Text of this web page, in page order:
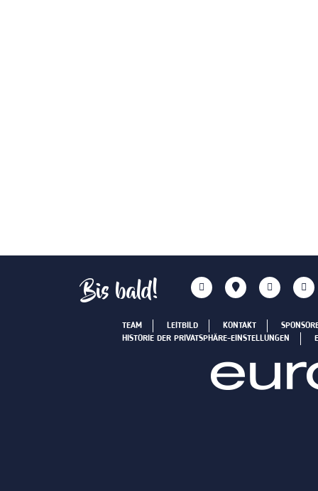
Bis bald!
TEAM LEITBILD KONTAKT
HISTORIE DER PRIVATSPHÄRE-EINSTELLUNGEN